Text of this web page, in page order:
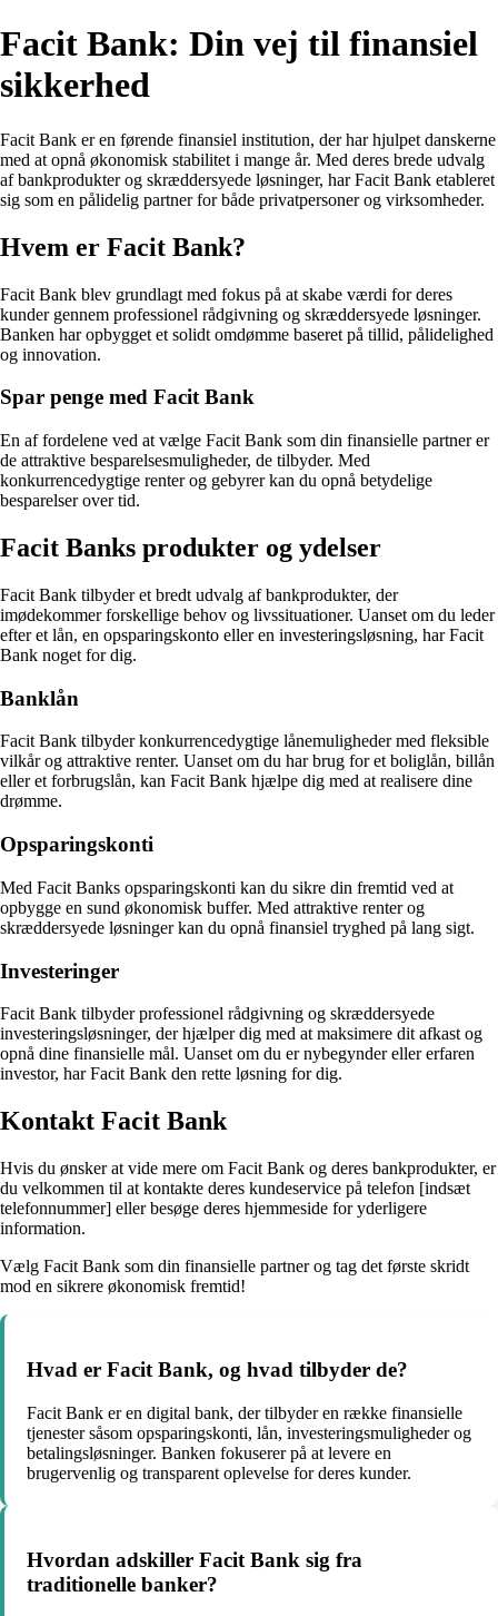
Facit Bank: Din vej til finansiel
sikkerhed
Facit Bank er en førende finansiel institution, der har hjulpet danskerne
med at opnå økonomisk stabilitet i mange år. Med deres brede udvalg
af bankprodukter og skræddersyede løsninger, har Facit Bank etableret
sig som en pålidelig partner for både privatpersoner og virksomheder.
Hvem er Facit Bank?
Facit Bank blev grundlagt med fokus på at skabe værdi for deres
kunder gennem professionel rådgivning og skræddersyede løsninger.
Banken har opbygget et solidt omdømme baseret på tillid, pålidelighed
og innovation.
Spar penge med Facit Bank
En af fordelene ved at vælge Facit Bank som din finansielle partner er
de attraktive besparelsesmuligheder, de tilbyder. Med
konkurrencedygtige renter og gebyrer kan du opnå betydelige
besparelser over tid.
Facit Banks produkter og ydelser
Facit Bank tilbyder et bredt udvalg af bankprodukter, der
imødekommer forskellige behov og livssituationer. Uanset om du leder
efter et lån, en opsparingskonto eller en investeringsløsning, har Facit
Bank noget for dig.
Banklån
Facit Bank tilbyder konkurrencedygtige lånemuligheder med fleksible
vilkår og attraktive renter. Uanset om du har brug for et boliglån, billån
eller et forbrugslån, kan Facit Bank hjælpe dig med at realisere dine
drømme.
Opsparingskonti
Med Facit Banks opsparingskonti kan du sikre din fremtid ved at
opbygge en sund økonomisk buffer. Med attraktive renter og
skræddersyede løsninger kan du opnå finansiel tryghed på lang sigt.
Investeringer
Facit Bank tilbyder professionel rådgivning og skræddersyede
investeringsløsninger, der hjælper dig med at maksimere dit afkast og
opnå dine finansielle mål. Uanset om du er nybegynder eller erfaren
investor, har Facit Bank den rette løsning for dig.
Kontakt Facit Bank
Hvis du ønsker at vide mere om Facit Bank og deres bankprodukter, er
du velkommen til at kontakte deres kundeservice på telefon [indsæt
telefonnummer] eller besøge deres hjemmeside for yderligere
information.
Vælg Facit Bank som din finansielle partner og tag det første skridt
mod en sikrere økonomisk fremtid!
Hvad er Facit Bank, og hvad tilbyder de?
Facit Bank er en digital bank, der tilbyder en række finansielle
tjenester såsom opsparingskonti, lån, investeringsmuligheder og
betalingsløsninger. Banken fokuserer på at levere en
brugervenlig og transparent oplevelse for deres kunder.
Hvordan adskiller Facit Bank sig fra
traditionelle banker?